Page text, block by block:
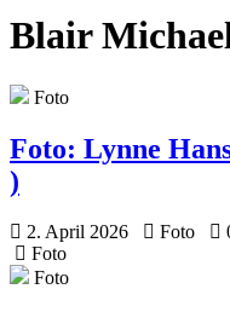
Blair
Foto
Foto: Lynne
)
2. April 2026 Foto
Foto
Foto